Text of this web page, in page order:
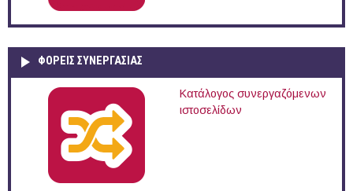
ΦΟΡΕΙΣ ΣΥΝΕΡΓΑΣΙΑΣ
Κατάλογος συνεργαζόμενων
ιστοσελίδων